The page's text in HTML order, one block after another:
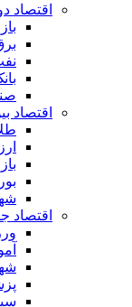
اقتصاد
اقتصاد
اقتصاد